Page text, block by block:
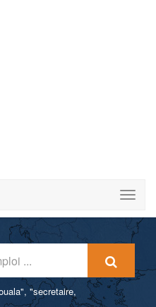
"secretaire,